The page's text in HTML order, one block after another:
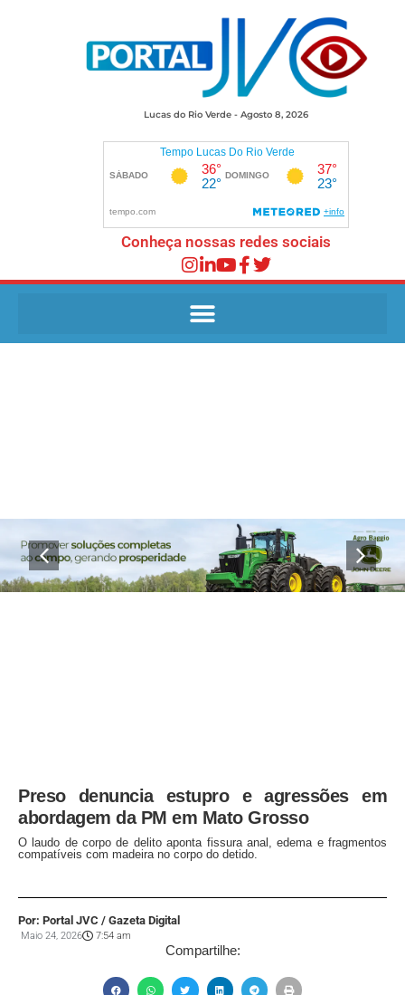
Lucas do Rio Verde - Agosto 8, 2026
Conheça nossas redes sociais
Preso denuncia estupro e agressões em
abordagem da PM em Mato Grosso
O laudo de corpo de delito aponta fissura anal, edema e fragmentos
compatíveis com madeira no corpo do detido.
Por: Portal JVC / Gazeta Digital
Maio 24, 2026 7:54 am
Compartilhe: